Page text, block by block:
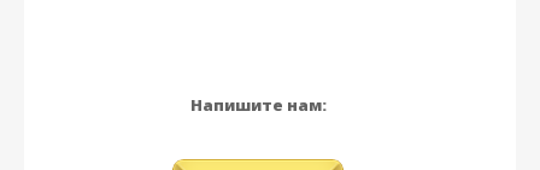
Напишите нам: